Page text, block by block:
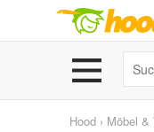
Hood › Möbel &